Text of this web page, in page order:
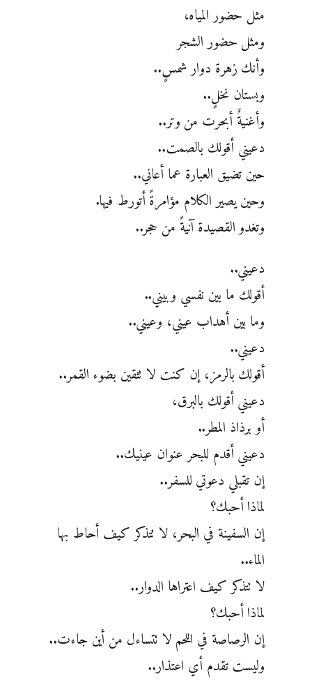
مثل حضور المياه،
ومثل حضور الشجر
وأنك زهرة دوار شمسٍ..
وبستان نخلٍ..
وأغنيةٌ أبحرت من وتر..
دعيني أقولك بالصمت..
حين تضيق العبارة عما أعاني..
وحين يصير الكلام مؤامرةً أتورط فيها.
وتغدو القصيدة آنيةً من حجر..
دعيني..
أقولك ما بين نفسي وبيني..
وما بين أهداب عيني، وعيني..
دعيني..
أقولك بالرمز، إن كنت لا تثقين بضوء القمر..
دعيني أقولك بالبرق،
أو برذاذ المطر..
دعيني أقدم للبحر عنوان عينيك..
إن تقبلي دعوتي للسفر..
لماذا أحبك؟
إن السفينة في البحر، لا تتذكر كيف أحاط بها
الماء..
لا تتذكر كيف اعتراها الدوار..
لماذا أحبك؟
إن الرصاصة في اللحم لا تتساءل من أين جاءت..
وليست تقدم أي اعتذار..